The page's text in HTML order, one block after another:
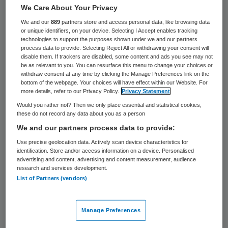
De SP in de Tweede Kamer vindt het
onnodig dat er in Goes een tweede
dottercentrum voor hartpatiënten in
Zeeland komt. Het Admiraal de
Ruyterziekenhuis in Goes moet gaan
samenwerken met ziekenhuis Zorgsaam in
Terneuzen vindt de SP.
Nieuw dottercentrum
De Tweede Kamerfractie van het CDA liet in
eenzelfde geluidhoren. In
Terneuzen is onlangs het eerste
We Care About Your Privacy
We and our889 partners store and access personal data, like browsing data
or unique identifiers, on your device. Selecting I Accept enables tracking
technologies to support the purposes shown under we and our partners
process data to provide. Selecting Reject All or withdrawing your consent will
disable them. If trackers are disabled, some content and ads you see may not
be as relevant to you. You can resurface this menu to change your choices or
withdraw consent at any time by clicking the Manage Preferences link on the
bottom of the webpage. Your choices will have effect within our Website. For
more details, refer to our Privacy Policy.
Privacy Statement
Would you rather not? Then we only place essential and statistical cookies,
these do not record any data about you as a person
We and our partners process data to provide:
Use precise geolocation data. Actively scan device characteristics for
identification. Store and/or access information on a device. Personalised
advertising and content, advertising and content measurement, audience
research and services development.
List of Partners (vendors)
Manage Preferences